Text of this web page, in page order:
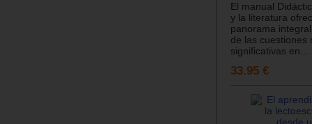
El manual
y la literatura
panorama
de las cuestiones
significativas en...
33.95 €